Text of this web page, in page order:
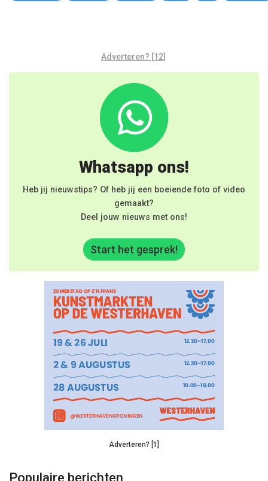
Adverteren? [12]
Whatsapp ons!
Heb jij nieuwstips? Of heb jij een boeiende foto of video
gemaakt?
Deel jouw nieuws met ons!
Start het gesprek!
Adverteren? [1]
Populaire berichten